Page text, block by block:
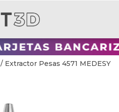
/ Extractor Pesas 4571 MEDESY